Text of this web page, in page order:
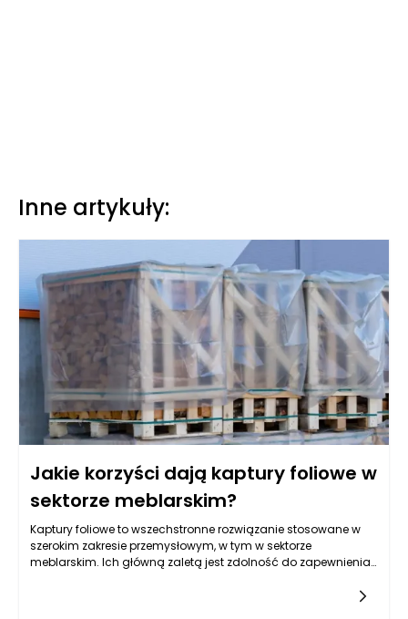
Inne artykuły:
Jakie korzyści dają kaptury foliowe w
sektorze meblarskim?
Kaptury foliowe to wszechstronne rozwiązanie stosowane w
szerokim zakresie przemysłowym, w tym w sektorze
meblarskim. Ich główną zaletą jest zdolność do zapewnienia
wpłynąć na ich jakość i estetykę. W branży meblarskiej, gdzie